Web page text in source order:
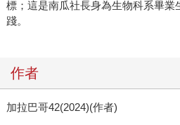
標；這是南瓜社長身為生物科系畢業
踐。
作者
加拉巴哥42(2024)(作者)